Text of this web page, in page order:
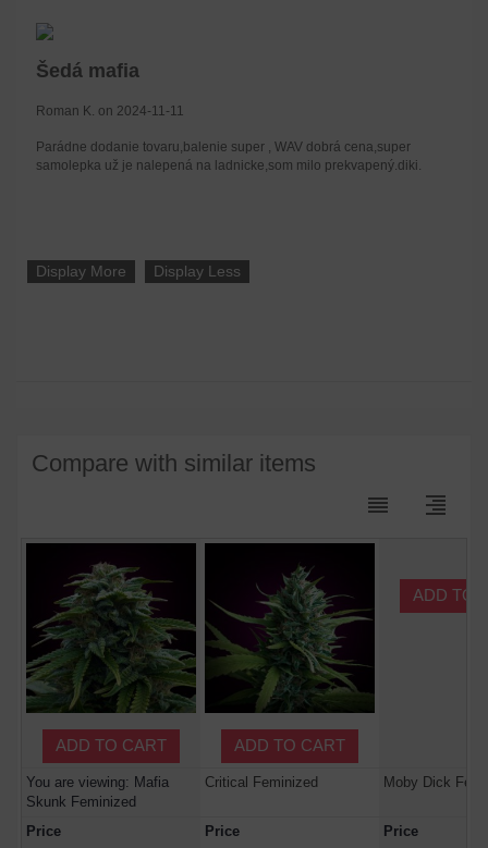
Šedá mafia
Roman K. on 2024-11-11
Parádne dodanie tovaru,balenie super , WAV dobrá cena,super
samolepka už je nalepená na ladnicke,som milo prekvapený.diki.
Display More Display Less
Compare with similar items
reorder format_align_right
ADD TO CART ADD TO CART
ADD TO
You are viewing: Mafia
Skunk Feminized
Critical Feminized Moby Dick
Price Price Price